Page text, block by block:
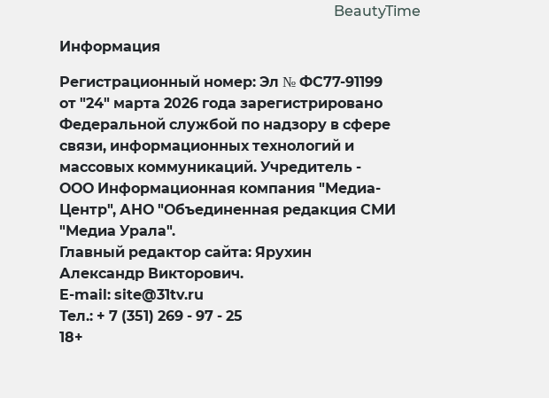
BeautyTime
Информация
Регистрационный номер: Эл № ФС77-91199
от "24" марта 2026 года зарегистрировано
Федеральной службой по надзору в сфере
связи, информационных технологий и
массовых коммуникаций. Учредитель -
ООО Информационная компания "Медиа-
Центр", АНО "Объединенная редакция СМИ
"Медиа Урала".
Главный редактор сайта: Ярухин
Александр Викторович.
E-mail: site@31tv.ru
Тел.: + 7 (351) 269 - 97 - 25
18+